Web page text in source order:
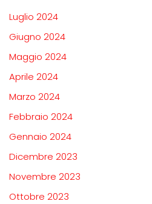
Luglio 2024
Giugno 2024
Maggio 2024
Aprile 2024
Marzo 2024
Febbraio 2024
Gennaio 2024
Dicembre 2023
Novembre 2023
Ottobre 2023